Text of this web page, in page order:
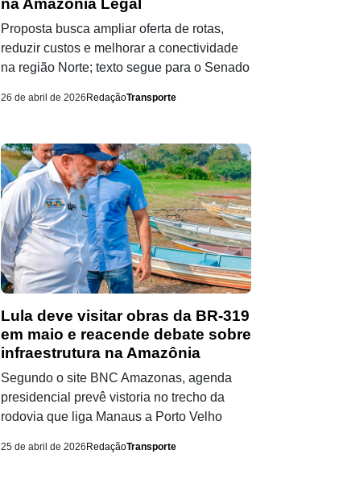
na Amazônia Legal
Proposta busca ampliar oferta de rotas,
reduzir custos e melhorar a conectividade
na região Norte; texto segue para o Senado
26 de abril de 2026 RedaçãoTransporte
Lula deve visitar obras da BR-319
em maio e reacende debate sobre
infraestrutura na Amazônia
Segundo o site BNC Amazonas, agenda
presidencial prevê vistoria no trecho da
rodovia que liga Manaus a Porto Velho
25 de abril de 2026 RedaçãoTransporte